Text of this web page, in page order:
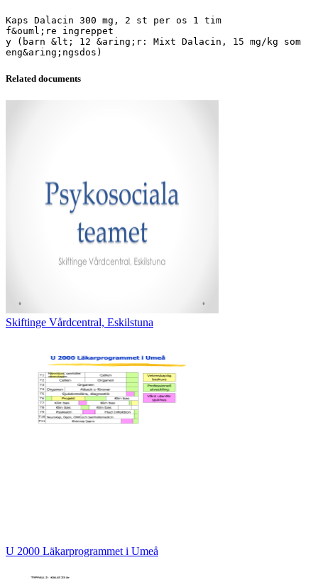
Kaps Dalacin 300 mg, 2 st per os 1 tim
f&ouml;re ingreppet
y (barn &lt; 12 &aring;r: Mixt Dalacin, 15 mg/kg som
Related documents
Skiftinge Vårdcentral, Eskilstuna
U 2000 Läkarprogrammet i Umeå